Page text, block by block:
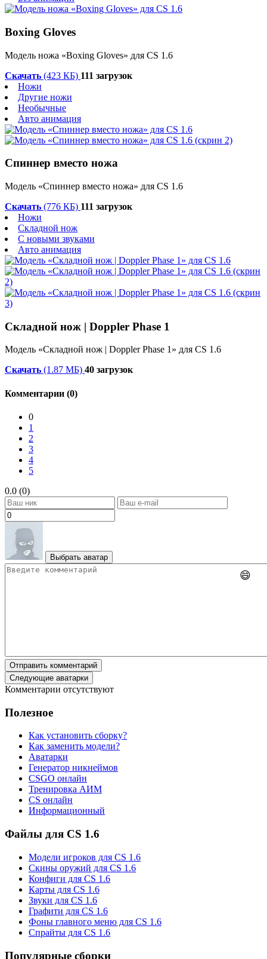
Boxing Gloves
Модель ножа «Boxing Gloves» для CS 1.6
Скачать (423 КБ) 111 загрузок
Ножи
Другие ножи
Необычные
Авто анимация
Спиннер вместо ножа
Модель «Спиннер вместо ножа» для CS 1.6
Скачать (776 КБ) 111 загрузок
Ножи
Складной нож
С новыми звуками
Авто анимация
Складной нож | Doppler Phase 1
Модель «Складной нож | Doppler Phase 1» для CS 1.6
Скачать (1.87 МБ) 40 загрузок
Комментарии (0)
0
1
2
3
4
5
0.0 (0)
Выбрать аватар
😄
Отправить комментарий
Следующие аватарки
Комментарии отсутствуют
Полезное
Как установить сборку?
Как заменить модели?
Аватарки
Генератор никнеймов
CSGO онлайн
Тренировка АИМ
CS онлайн
Информационный
Файлы для CS 1.6
Модели игроков для CS 1.6
Скины оружий для CS 1.6
Конфиги для CS 1.6
Карты для CS 1.6
Звуки для CS 1.6
Графити для CS 1.6
Фоны главного меню для CS 1.6
Спрайты для CS 1.6
Популярные сборки